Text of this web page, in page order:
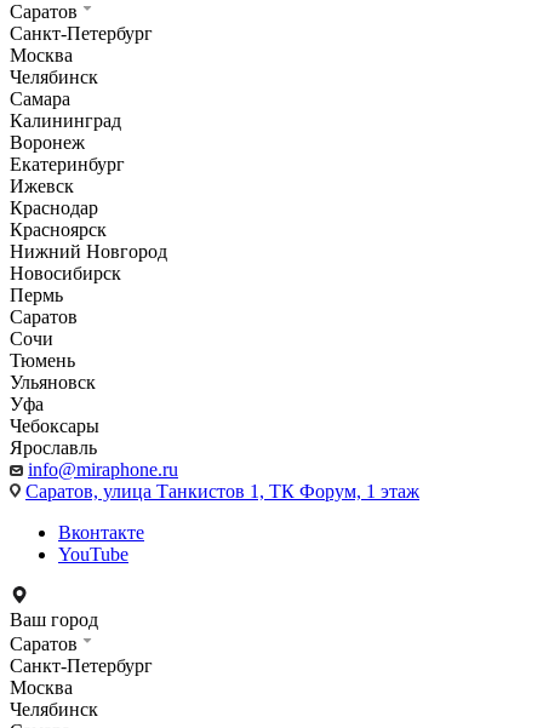
Саратов
Санкт-Петербург
Москва
Челябинск
Самара
Калининград
Воронеж
Екатеринбург
Ижевск
Краснодар
Красноярск
Нижний Новгород
Новосибирск
Пермь
Саратов
Сочи
Тюмень
Ульяновск
Уфа
Чебоксары
Ярославль
info@miraphone.ru
Саратов, улица Танкистов 1, ТК Форум, 1 этаж
Вконтакте
YouTube
Ваш город
Саратов
Санкт-Петербург
Москва
Челябинск